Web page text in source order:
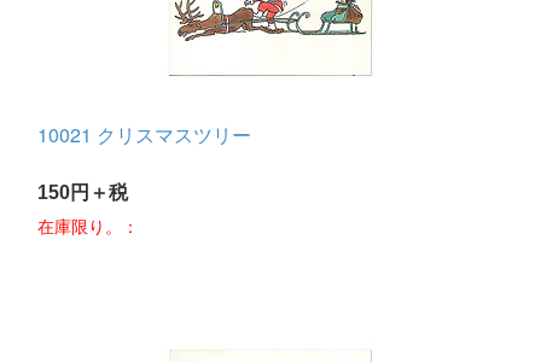
10021 クリスマスツリー
150円＋税
在庫限り。：